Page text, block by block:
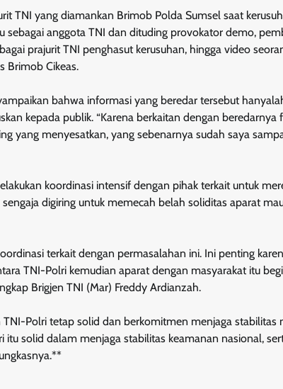
TNI yang diamankan Brimob Polda Sumsel saat
anggota TNI dan dituding provokator demo,
prajurit TNI penghasut kerusuhan, hingga video
Brimob Cikeas.
bahwa informasi yang beredar tersebut
kepada publik. “Karena berkaitan dengan
yang menyesatkan, yang sebenarnya sudah saya
koordinasi intensif dengan pihak terkait untuk
digiring untuk memecah belah soliditas aparat
terkait dengan permasalahan ini. Ini penting
TNI-Polri kemudian aparat dengan masyarakat itu
Brigjen TNI (Mar) Freddy Ardianzah.
Polri tetap solid dan berkomitmen menjaga stabilitas
solid dalam menjaga stabilitas keamanan nasional,